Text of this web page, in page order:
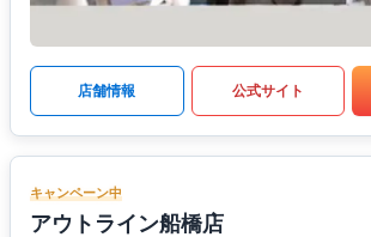
店舗情報 公式サイト
キャンペーン中
アウトライン船橋店